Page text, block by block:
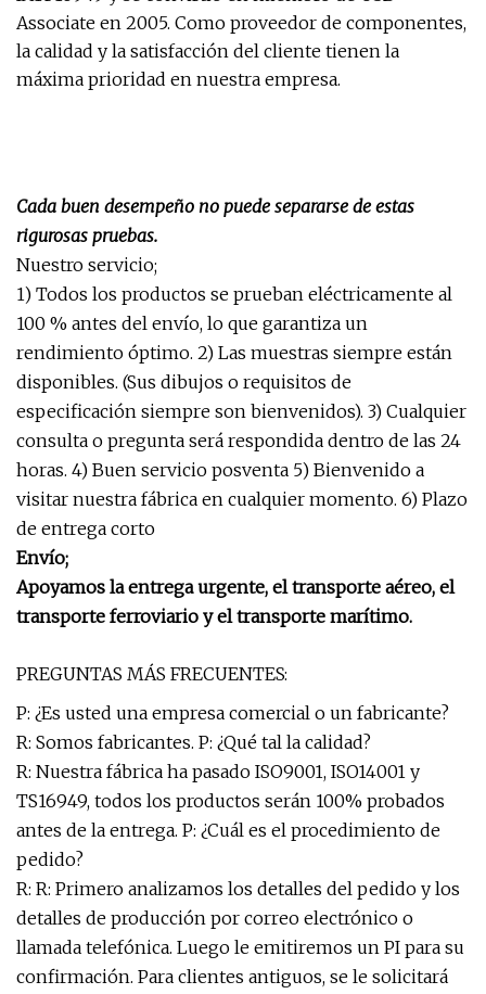
Associate en 2005. Como proveedor de componentes,
la calidad y la satisfacción del cliente tienen la
máxima prioridad en nuestra empresa.
Cada buen desempeño no puede separarse de estas
rigurosas pruebas.
Nuestro servicio;
1) Todos los productos se prueban eléctricamente al
100 % antes del envío, lo que garantiza un
rendimiento óptimo. 2) Las muestras siempre están
disponibles. (Sus dibujos o requisitos de
especificación siempre son bienvenidos). 3) Cualquier
consulta o pregunta será respondida dentro de las 24
horas. 4) Buen servicio posventa 5) Bienvenido a
visitar nuestra fábrica en cualquier momento. 6) Plazo
de entrega corto
Envío;
Apoyamos la entrega urgente, el transporte aéreo, el
transporte ferroviario y el transporte marítimo.
PREGUNTAS MÁS FRECUENTES:
P: ¿Es usted una empresa comercial o un fabricante?
R: Somos fabricantes. P: ¿Qué tal la calidad?
R: Nuestra fábrica ha pasado ISO9001, ISO14001 y
TS16949, todos los productos serán 100% probados
antes de la entrega. P: ¿Cuál es el procedimiento de
pedido?
R: R: Primero analizamos los detalles del pedido y los
detalles de producción por correo electrónico o
llamada telefónica. Luego le emitiremos un PI para su
confirmación. Para clientes antiguos, se le solicitará